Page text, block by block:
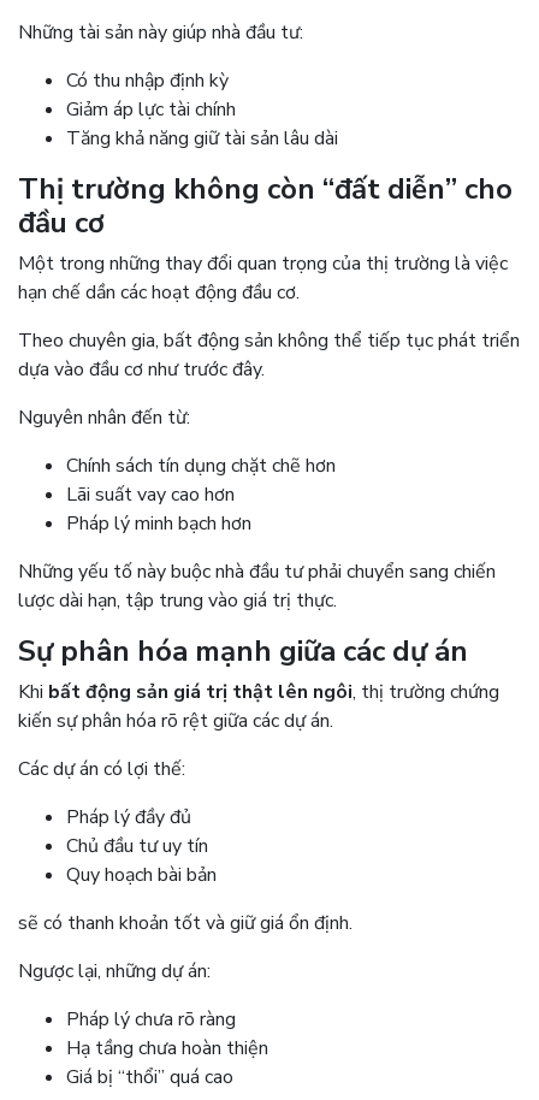
Những tài sản này giúp nhà đầu tư:
Có thu nhập định kỳ
Giảm áp lực tài chính
Tăng khả năng giữ tài sản lâu dài
Thị trường không còn “đất diễn” cho
đầu cơ
Một trong những thay đổi quan trọng của thị trường là việc
hạn chế dần các hoạt động đầu cơ.
Theo chuyên gia, bất động sản không thể tiếp tục phát triển
dựa vào đầu cơ như trước đây.
Nguyên nhân đến từ:
Chính sách tín dụng chặt chẽ hơn
Lãi suất vay cao hơn
Pháp lý minh bạch hơn
Những yếu tố này buộc nhà đầu tư phải chuyển sang chiến
lược dài hạn, tập trung vào giá trị thực.
Sự phân hóa mạnh giữa các dự án
Khi bất động sản giá trị thật lên ngôi, thị trường chứng
kiến sự phân hóa rõ rệt giữa các dự án.
Các dự án có lợi thế:
Pháp lý đầy đủ
Chủ đầu tư uy tín
Quy hoạch bài bản
sẽ có thanh khoản tốt và giữ giá ổn định.
Ngược lại, những dự án:
Pháp lý chưa rõ ràng
Hạ tầng chưa hoàn thiện
Giá bị “thổi” quá cao